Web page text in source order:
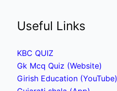
Useful Links
KBC QUIZ
Gk Mcq Quiz (Website)
Girish Education (YouTube)